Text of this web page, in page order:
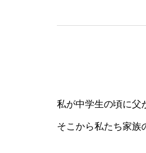
私が中学生の頃に父
そこから私たち家族